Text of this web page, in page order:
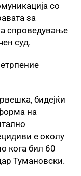
со
за
спроведување
суд.
бидејќи
на
е околу
кога бил 60
Тумановски.